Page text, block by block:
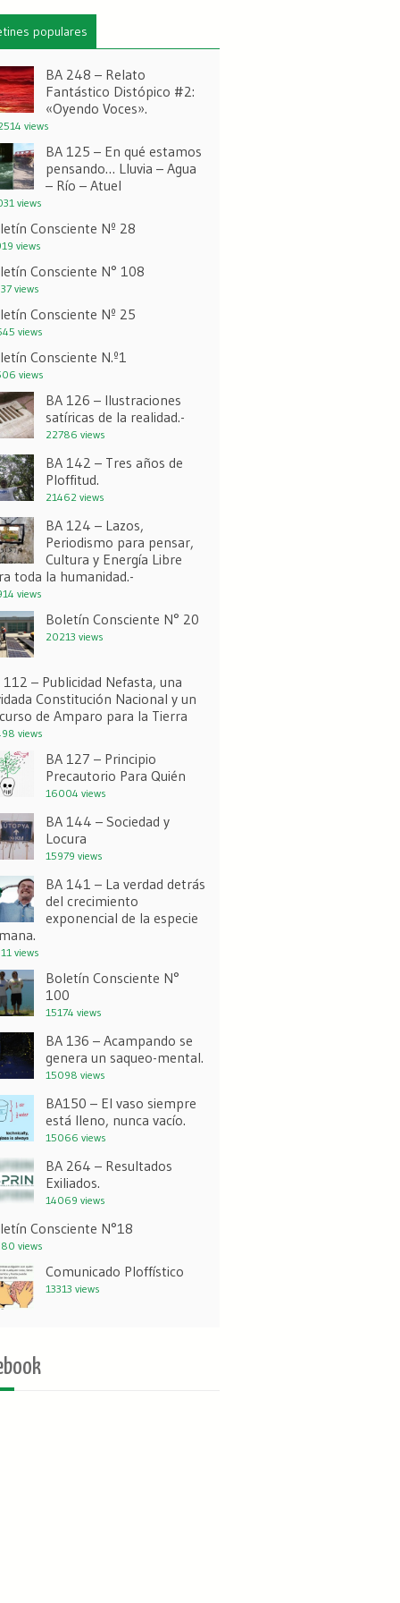
populares
BA 248 – Relato
Fantástico Distópico #2:
«Oyendo Voces».
views
BA 125 – En qué estamos
pensando… Lluvia – Agua
– Río – Atuel
views
Consciente Nº 28
views
Consciente N° 108
views
Consciente Nº 25
views
Consciente N.º1
views
BA 126 – Ilustraciones
satíricas de la realidad.-
22786 views
BA 142 – Tres años de
Ploffitud.
21462 views
BA 124 – Lazos,
Periodismo para pensar,
Cultura y Energía Libre
toda la humanidad.-
views
Boletín Consciente N° 20
20213 views
112 – Publicidad Nefasta, una
Constitución Nacional y un
de Amparo para la Tierra
views
BA 127 – Principio
Precautorio Para Quién
16004 views
BA 144 – Sociedad y
Locura
15979 views
BA 141 – La verdad detrás
del crecimiento
exponencial de la especie
views
Boletín Consciente N°
100
15174 views
BA 136 – Acampando se
genera un saqueo-mental.
15098 views
BA150 – El vaso siempre
está lleno, nunca vacío.
15066 views
BA 264 – Resultados
Exiliados.
14069 views
Consciente N°18
views
Comunicado Ploffístico
13313 views